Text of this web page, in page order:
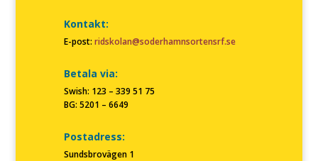
Kontakt:
E-post: ridskolan@soderhamnsortensrf.se
Betala via:
Swish: 123 – 339 51 75
BG: 5201 – 6649
Postadress:
Sundsbrovägen 1